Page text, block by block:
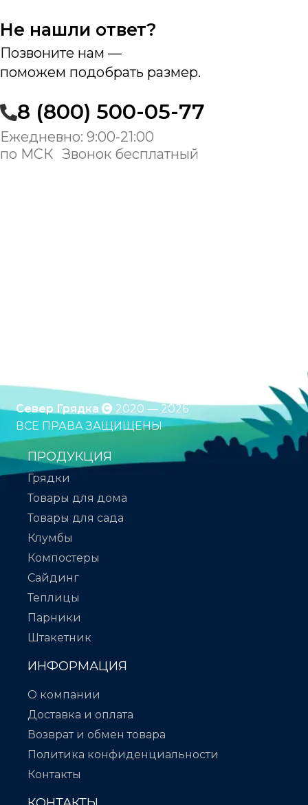
Не нашли ответ?
Позвоните нам —
поможем подобрать размер.
8 (800) 500-05-77
Ежедневно: 9:00-21:00
по МСК Звонок бесплатный
Север Грядка
2020 — 2026
ВСЕ ПРАВА ЗАЩИЩЕНЫ
ПРОДУКЦИЯ
Грядки
Товары для дома
Товары для сада
Клумбы
Компостеры
Сайдинг
Теплицы
Парники
Штакетник
ИНФОРМАЦИЯ
О компании
Доставка и оплата
Возврат и обмен товара
Политика конфиденциальности
Контакты